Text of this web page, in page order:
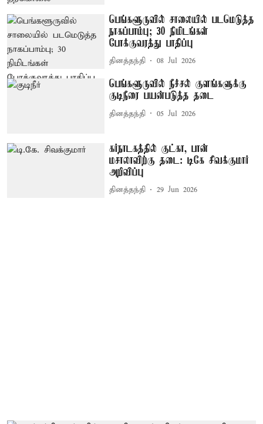
பெங்களூருவில் சாலையில் படமெடுத்த
நாகப்பாம்பு; 30 நிமிடங்கள்
போக்குவரத்து பாதிப்பு
தினத்தந்தி 08 Jul 2026
பெங்களூருவில் நீச்சல் குளங்களுக்கு
குடிநீரை பயன்படுத்த தடை
தினத்தந்தி 05 Jul 2026
கர்நாடகத்தில் குட்கா, பான்
மசாலாவிற்கு தடை: டிகே சிவக்குமார்
அறிவிப்பு
தினத்தந்தி 29 Jun 2026